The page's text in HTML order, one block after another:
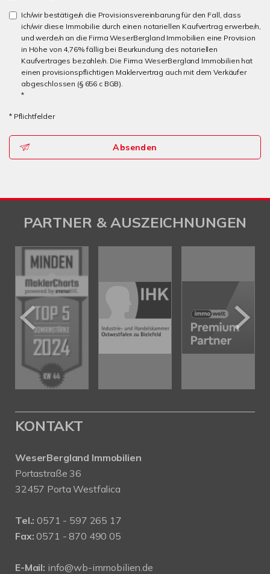
Ich/wir bestätige/n die Provisionsvereinbarung für den Fall, dass
ich/wir diese Immobilie durch einen notariellen Kaufvertrag erwerbe/n,
und werde/n an die Firma WeserBergland Immobilien eine Provision
in Höhe von 4,76% fällig bei Beurkundung des notariellen
Kaufvertrages bezahle/n. Die Firma WeserBergland Immobilien hat
einen provisionspflichtigen Maklervertrag auch mit dem Verkäufer
abgeschlossen (§ 656 c BGB).
*
* Pflichtfelder
Absenden
PARTNER & AUSZEICHNUNGEN
KONTAKT
WeserBergland Immobilien
Portastraße 36
32457 Porta Westfalica
Tel.: 0571 - 597 265 17
Fax: 0571 - 870 490 05
E-Mail: info@wb-immobilien.de